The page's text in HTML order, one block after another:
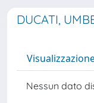
DUCATI,
Nessun dato